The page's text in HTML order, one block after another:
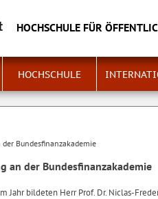
HOCHSCHULE FÜR
HOCHSCHULE
Bundesfinanzakademie
an der Bundesfinanzakademie
Jahr bildeten Herr Prof. Dr. Niclas-